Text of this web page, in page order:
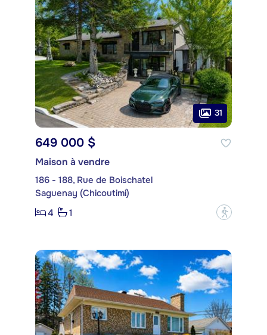
31
649 000 $
Maison à vendre
186 - 188, Rue de Boischatel
Saguenay (Chicoutimi)
4
1 ?